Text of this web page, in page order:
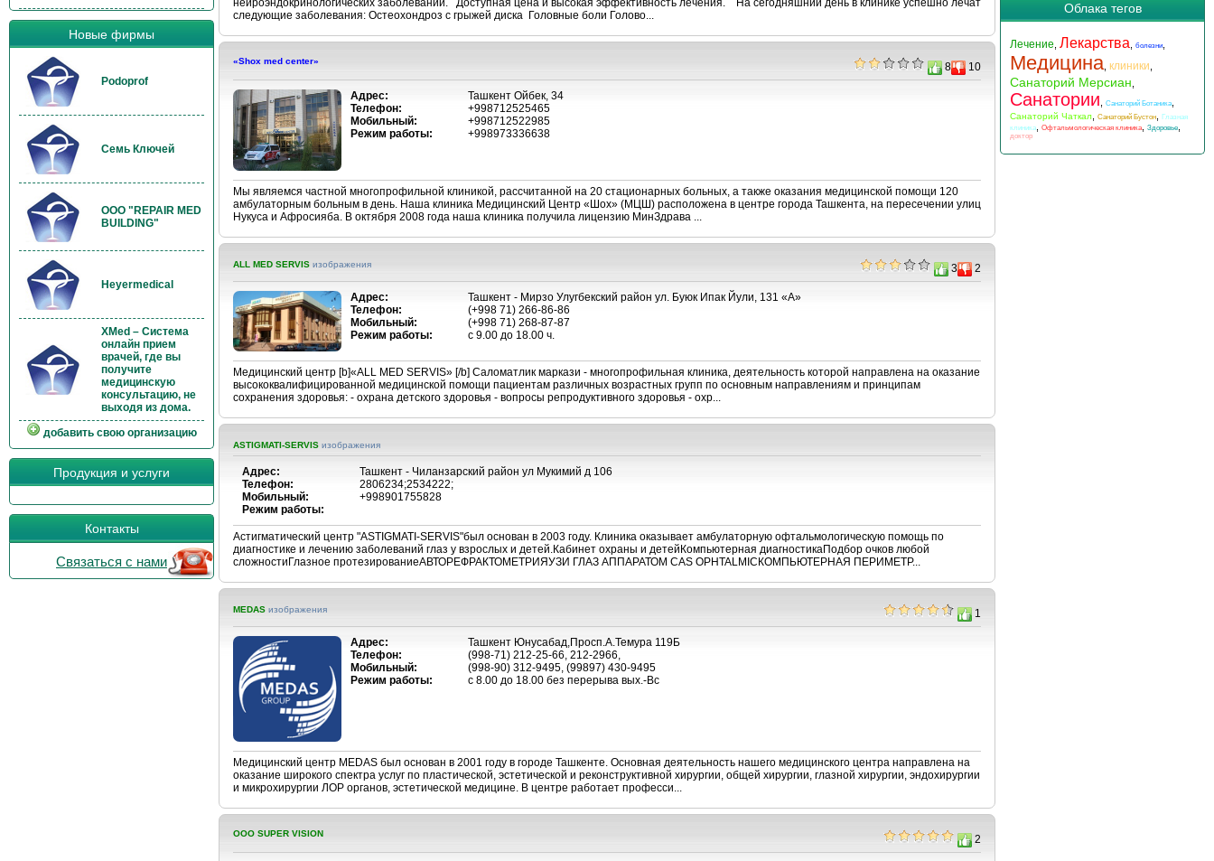
Новые фирмы
Podoprof
Семь Ключей
OOO "REPAIR MED
BUILDING"
Heyermedical
XMed – Система
онлайн прием
врачей, где вы
получите
медицинскую
консультацию, не
выходя из дома.
добавить свою организацию
Продукция и услуги
Контакты
Связаться с нами
нейроэндокринологических заболеваний. Доступная цена и высокая эффективность лечения. На сегодняшний день в клинике успешно лечат
следующие заболевания: Остеохондроз с грыжей диска Головные боли Голово...
«Shox med center» 8 10
Адрес:
Телефон:
Мобильный:
Режим работы:
Ташкент Ойбек, 34
+998712525465
+998712522985
+998973336638
Мы являемся частной многопрофильной клиникой, рассчитанной на 20 стационарных больных, а также оказания медицинской помощи 120
амбулаторным больным в день. Наша клиника Медицинский Центр «Шох» (МЦШ) расположена в центре города Ташкента, на пересечении улиц
Нукуса и Афросияба. В октября 2008 года наша клиника получила лицензию МинЗдрава ...
ALL MED SERVIS изображения 3 2
Адрес:
Телефон:
Мобильный:
Режим работы:
Ташкент - Мирзо Улугбекский район ул. Буюк Ипак Йули, 131 «А»
(+998 71) 266-86-86
(+998 71) 268-87-87
с 9.00 до 18.00 ч.
Медицинский центр [b]«ALL MED SERVIS» [/b] Саломатлик маркази - многопрофильная клиника, деятельность которой направлена на оказание
высококвалифицированной медицинской помощи пациентам различных возрастных групп по основным направлениям и принципам
сохранения здоровья: - охрана детского здоровья - вопросы репродуктивного здоровья - охр...
ASTIGMATI-SERVIS изображения
Адрес:
Телефон:
Мобильный:
Режим работы:
Ташкент - Чиланзарский район ул Мукимий д 106
2806234;2534222;
+998901755828
Астигматический центр "ASTIGMATI-SERVIS"был основан в 2003 году. Клиника оказывает амбулаторную офтальмологическую помощь по
диагностике и лечению заболеваний глаз у взрослых и детей.Кабинет охраны и детейКомпьютерная диагностикаПодбор очков любой
сложностиГлазное протезированиеАВТОРЕФРАКТОМЕТРИЯУЗИ ГЛАЗ АППАРАТОМ САS OPHTALMICКОМПЬЮТЕРНАЯ ПЕРИМЕТР...
MEDAS изображения 1
Адрес:
Телефон:
Мобильный:
Режим работы:
Ташкент Юнусабад,Просп.А.Темура 119Б
(998-71) 212-25-66, 212-2966,
(998-90) 312-9495, (99897) 430-9495
с 8.00 до 18.00 без перерыва вых.-Вс
Медицинский центр MEDAS был основан в 2001 году в городе Ташкенте. Основная деятельность нашего медицинского центра направлена на
оказание широкого спектра услуг по пластической, эстетической и реконструктивной хирургии, общей хирургии, глазной хирургии, эндохирургии
и микрохирургии ЛОР органов, эстетической медицине. В центре работает професси...
OOO SUPER VISION 2
Облака тегов
Лечение Лекарства болезни
Медицина клиники
Санаторий Мерсиан
Санатории Санаторий Ботаника
Санаторий Чаткал Санаторий Бустон
Глазная
клиника
Офтальмологическая клиника Здоровье
доктор